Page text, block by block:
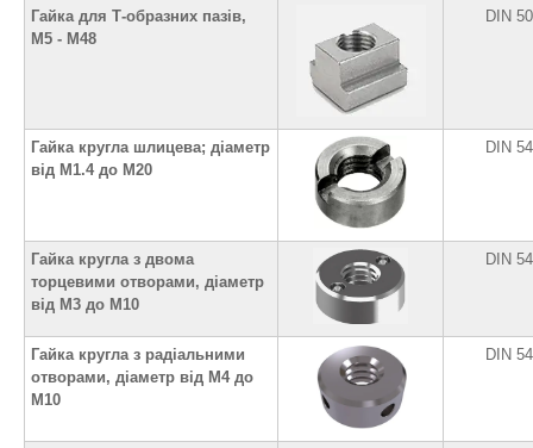
Гайка для Т-образних пазів,
М5 - М48
DIN
Гайка кругла шлицева; діаметр
від М1.4 до М20
DIN
Гайка кругла з двома
торцевими отворами, діаметр
від М3 до М10
DIN
Гайка кругла з радіальними
отворами, діаметр від М4 до
М10
DIN